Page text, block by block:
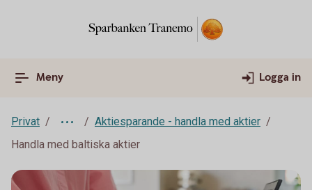
Meny Logga in
Privat
Aktiesparande - handla med aktier
Handla med baltiska aktier